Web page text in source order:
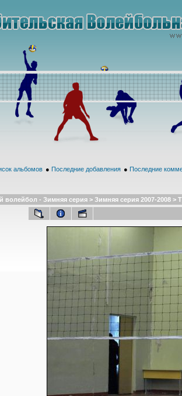
альбомов ● Последние добавления ● Последние
волейбол - Зимняя серия > Зимняя серия 2007-2008 >